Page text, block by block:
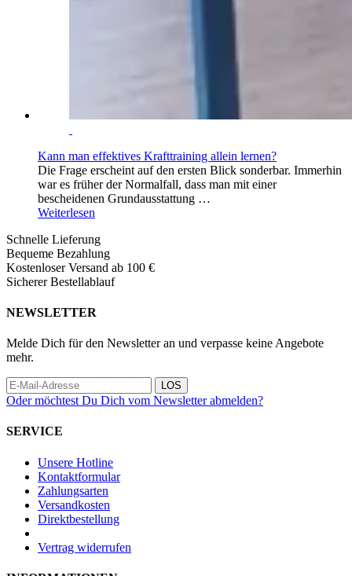
Kann man effektives Krafttraining allein lernen?
Die Frage erscheint auf den ersten Blick sonderbar. Immerhin
war es früher der Normalfall, dass man mit einer
bescheidenen Grundausstattung …
Weiterlesen
Schnelle Lieferung
Bequeme Bezahlung
Kostenloser Versand ab 100 €
Sicherer Bestellablauf
NEWSLETTER
Melde Dich für den Newsletter an und verpasse keine Angebote
mehr.
LOS
Oder möchtest Du Dich vom Newsletter abmelden?
SERVICE
Unsere Hotline
Kontaktformular
Zahlungsarten
Versandkosten
Direktbestellung
Vertrag widerrufen